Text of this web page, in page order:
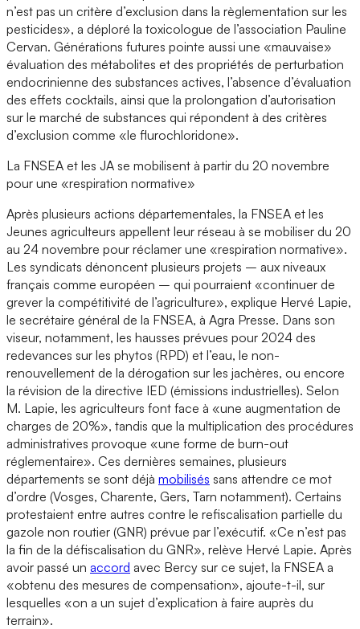
n’est pas un critère d’exclusion dans la règlementation sur les
pesticides», a déploré la toxicologue de l’association Pauline
Cervan. Générations futures pointe aussi une «mauvaise»
évaluation des métabolites et des propriétés de perturbation
endocrinienne des substances actives, l’absence d’évaluation
des effets cocktails, ainsi que la prolongation d’autorisation
sur le marché de substances qui répondent à des critères
d’exclusion comme «le flurochloridone».
La FNSEA et les JA se mobilisent à partir du 20 novembre
pour une «respiration normative»
Après plusieurs actions départementales, la FNSEA et les
Jeunes agriculteurs appellent leur réseau à se mobiliser du 20
au 24 novembre pour réclamer une «respiration normative».
Les syndicats dénoncent plusieurs projets – aux niveaux
français comme européen – qui pourraient «continuer de
grever la compétitivité de l’agriculture», explique Hervé Lapie,
le secrétaire général de la FNSEA, à Agra Presse. Dans son
viseur, notamment, les hausses prévues pour 2024 des
redevances sur les phytos (RPD) et l’eau, le non-
renouvellement de la dérogation sur les jachères, ou encore
la révision de la directive IED (émissions industrielles). Selon
M. Lapie, les agriculteurs font face à «une augmentation de
charges de 20%», tandis que la multiplication des procédures
administratives provoque «une forme de burn-out
réglementaire». Ces dernières semaines, plusieurs
départements se sont déjà mobilisés sans attendre ce mot
d’ordre (Vosges, Charente, Gers, Tarn notamment). Certains
protestaient entre autres contre le refiscalisation partielle du
gazole non routier (GNR) prévue par l’exécutif. «Ce n’est pas
la fin de la défiscalisation du GNR», relève Hervé Lapie. Après
avoir passé un accord avec Bercy sur ce sujet, la FNSEA a
«obtenu des mesures de compensation», ajoute-t-il, sur
lesquelles «on a un sujet d’explication à faire auprès du
terrain».